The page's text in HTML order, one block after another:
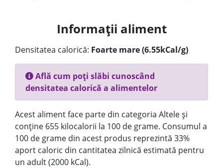
Informații aliment
Densitatea calorică: Foarte mare (6.55kCal/g)
Află cum poți slăbi cunoscând
densitatea calorică a alimentelor
Acest aliment face parte din categoria Altele și
conține 655 kilocalorii la 100 de grame. Consumul a
100 de grame din acest produs reprezintă 33%
aport caloric din cantitatea zilnică estimată pentru
un adult (2000 kCal).